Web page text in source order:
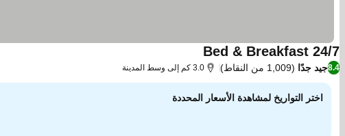
24/7 Bed & Breakfast
8.4جيد جدًا (1,009 من النقاط) 3.0 كم إلى وسط المدينة
اختر التواريخ لمشاهدة الأسعار المحددة